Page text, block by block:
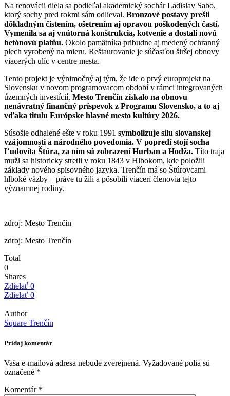
Na renovácii diela sa podieľal akademický sochár Ladislav Sabo,
ktorý sochy pred rokmi sám odlieval. Bronzové postavy prešli
dôkladným čistením, ošetrením aj opravou poškodených častí.
Vymenila sa aj vnútorná konštrukcia, kotvenie a dostali novú
betónovú platňu. Okolo pamätníka pribudne aj medený ochranný
plech vyrobený na mieru. Reštaurovanie je súčasťou širšej obnovy
viacerých ulíc v centre mesta.
Tento projekt je výnimočný aj tým, že ide o prvý europrojekt na
Slovensku v novom programovacom období v rámci integrovaných
územných investícií. Mesto Trenčín získalo na obnovu
nenávratný finančný príspevok z Programu Slovensko, a to aj
vďaka titulu Európske hlavné mesto kultúry 2026.
Súsošie odhalené ešte v roku 1991 symbolizuje silu slovanskej
vzájomnosti a národného povedomia. V popredí stojí socha
Ľudovíta Štúra, za ním sú zobrazení Hurban a Hodža. Títo traja
muži sa historicky stretli v roku 1843 v Hlbokom, kde položili
základy nového spisovného jazyka. Trenčín má so Štúrovcami
hlboké väzby – práve tu žili a pôsobili viacerí členovia tejto
významnej rodiny.
zdroj: Mesto Trenčín
zdroj: Mesto Trenčín
Total
0
Shares
Zdielať 0
Zdielať 0
Author
Square Trenčín
Pridaj komentár
Vaša e-mailová adresa nebude zverejnená. Vyžadované polia sú
označené *
Komentár *